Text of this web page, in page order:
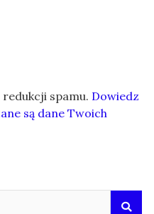
spamu. Dowiedz
są dane Twoich